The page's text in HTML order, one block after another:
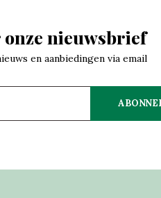
onze nieuwsbrief
en aanbiedingen via email